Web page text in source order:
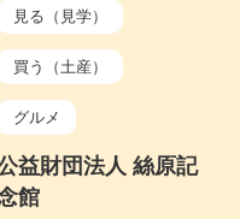
見る（見学）
買う（土産）
グルメ
益財団法人 絲原記
館